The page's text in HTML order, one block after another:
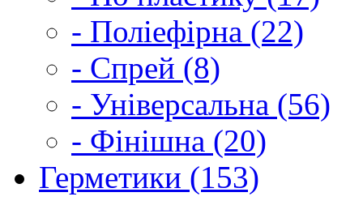
- Поліефірна (22)
- Спрей (8)
- Універсальна (56)
- Фінішна (20)
Герметики (153)